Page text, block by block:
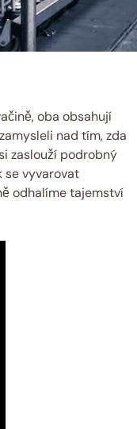
oba obsahují
nad tím, zda
zaslouží podrobný
se vyvarovat
odhalíme tajemství